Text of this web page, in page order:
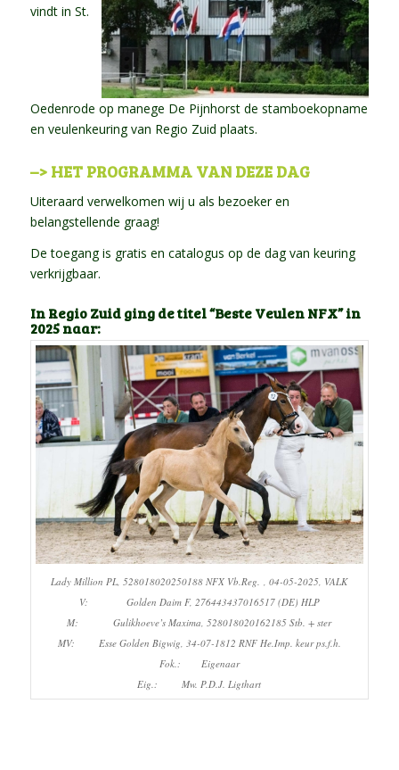
vindt in St.
Oedenrode op manege De Pijnhorst de stamboekopname
en veulenkeuring van Regio Zuid plaats.
–> HET PROGRAMMA VAN DEZE DAG
Uiteraard verwelkomen wij u als bezoeker en
belangstellende graag!
De toegang is gratis en catalogus op de dag van keuring
verkrijgbaar.
In Regio Zuid ging de titel “Beste Veulen NFX” in
2025 naar:
Lady Million PL, 528018020250188 NFX Vb.Reg. , 04-05-2025, VALK
V: Golden Daim F, 276443437016517 (DE) HLP
M: Gulikhoeve’s Maxima, 528018020162185 Stb. + ster
MV: Esse Golden Bigwig, 34-07-1812 RNF He.Imp. keur ps.f.h.
Fok.: Eigenaar
Eig.: Mw. P.D.J. Ligthart